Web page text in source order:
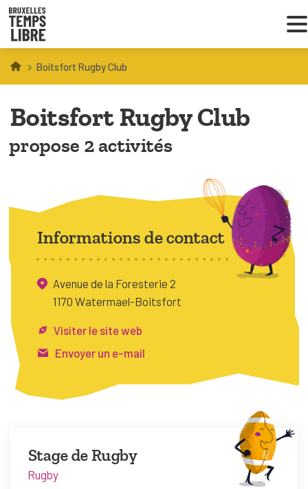
Infos parents
Droit au loisir
Coordinations ATL
VOUS CHERCHEZ DES ACTIVITÉS
À BRUXELLES
Trouver une activité
Boitsfort Rugby Club
Boitsfort Rugby Club
propose 2 activités
Stage de Rugby
Rugby
Informations de contact
Avenue de la Foresterie 2
1170 Watermael-Boitsfort
Visiter le site web
Envoyer un e-mail